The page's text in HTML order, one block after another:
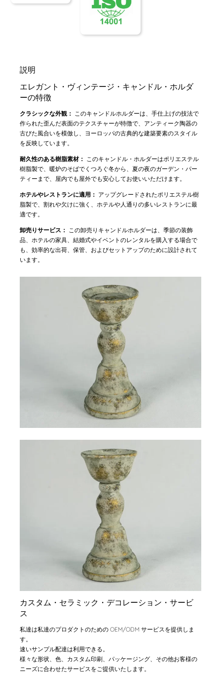
説明
エレガント・ヴィンテージ・キャンドル・ホルダ
ーの特徴
クラシックな外観： このキャンドルホルダーは、手仕上げの技法で
作られた歪んだ表面のテクスチャーが特徴で、アンティーク陶器の
古びた風合いを模倣し、ヨーロッパの古典的な建築要素のスタイル
を反映しています。
耐久性のある樹脂素材： このキャンドル・ホルダーはポリエステル
樹脂製で、暖炉のそばでくつろぐ冬から、夏の夜のガーデン・パー
ティーまで、屋内でも屋外でも安心してお使いいただけます。
ホテルやレストランに適用： アップグレードされたポリエステル樹
脂製で、割れや欠けに強く、ホテルや人通りの多いレストランに最
適です。
卸売りサービス： この卸売りキャンドルホルダーは、季節の装飾
品、ホテルの家具、結婚式やイベントのレンタルを購入する場合で
も、効率的な出荷、保管、およびセットアップのために設計されて
います。
カスタム・セラミック・デコレーション・サービ
ス
私達は私達のプロダクトのための OEM/ODM サービスを提供しま
す。
速いサンプル配達は利用できる。
様々な形状、色、カスタム印刷、パッケージング、その他お客様の
ニーズに合わせたサービスをご提供いたします。